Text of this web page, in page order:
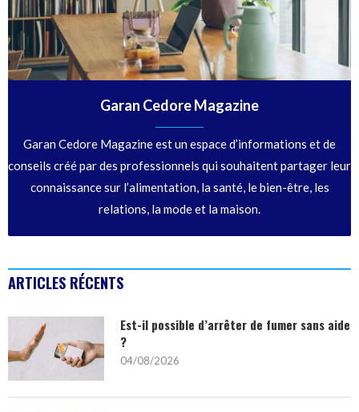
Garan Cedore Magazine
Garan Cedore Magazine est un espace d’informations et de
conseils créé par des professionnels qui souhaitent partager leur
connaissance sur l’alimentation, la santé, le bien-être, les
relations, la mode et la maison.
ARTICLES RÉCENTS
Est-il possible d’arrêter de fumer sans aide
?
04/08/2026